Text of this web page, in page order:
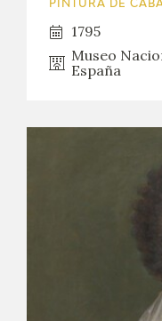
PINTURA DE
1795
Museo
España